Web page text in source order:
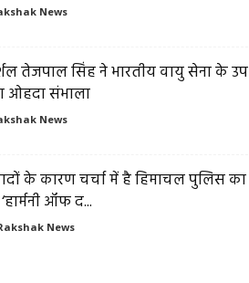
News
तेजपाल सिंह ने भारतीय वायु सेना के उप
ओहदा संभाला
News
के कारण चर्चा में है हिमाचल पुलिस का
ऑफ द...
News